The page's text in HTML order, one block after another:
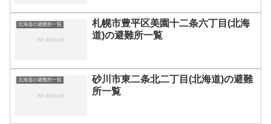
北海道の避難所一覧
札幌市豊平区美園十二条六丁目(北海
道)の避難所一覧
北海道の避難所一覧
砂川市東二条北二丁目(北海道)の避難
所一覧